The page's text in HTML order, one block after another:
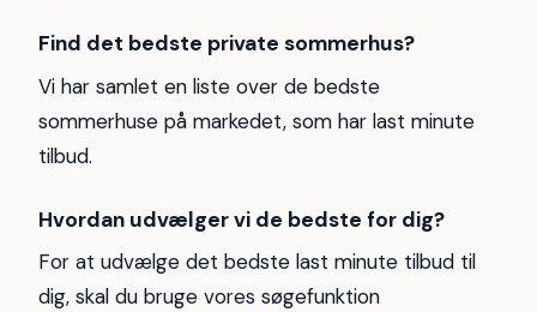
Find det bedste private sommerhus?
Vi har samlet en liste over de bedste
sommerhuse på markedet, som har last minute
tilbud.
Hvordan udvælger vi de bedste for dig?
For at udvælge det bedste last minute tilbud til
dig, skal du bruge vores søgefunktion